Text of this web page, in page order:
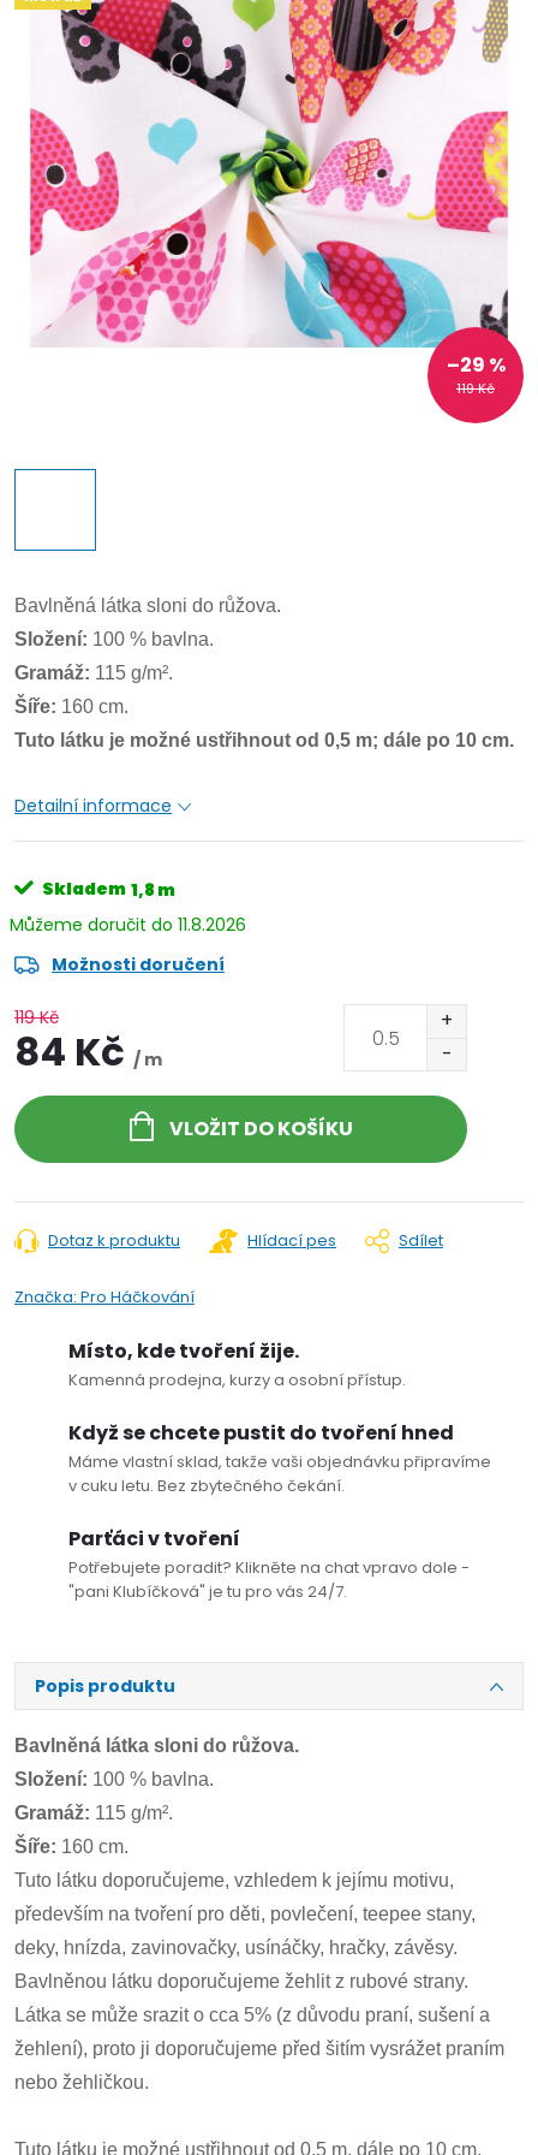
119 Kč
–29 %
Bavlněná látka sloni do růžova.
Složení: 100 % bavlna.
Gramáž: 115 g/m².
Šíře: 160 cm.
Tuto látku je možné ustřihnout od 0,5 m; dále po 10 cm.
Detailní informace
Skladem 1,8 m
11.8.2026
Možnosti doručení
119 Kč
84 Kč / m
VLOŽIT DO KOŠÍKU
Dotaz k produktu Hlídací pes Sdílet
Značka: Pro Háčkování
Místo, kde tvoření žije.
Kamenná prodejna, kurzy a osobní přístup.
Když se chcete pustit do tvoření hned
Máme vlastní sklad, takže vaši objednávku připravíme
v cuku letu. Bez zbytečného čekání.
Parťáci v tvoření
Potřebujete poradit? Klikněte na chat vpravo dole -
"pani Klubíčková" je tu pro vás 24/7.
Popis produktu
Bavlněná látka sloni do růžova.
Složení: 100 % bavlna.
Gramáž: 115 g/m².
Šíře: 160 cm.
Tuto látku doporučujeme, vzhledem k jejímu motivu,
především na tvoření pro děti, povlečení, teepee stany,
deky, hnízda, zavinovačky, usínáčky, hračky, závěsy.
Bavlněnou látku doporučujeme žehlit z rubové strany.
Látka se může srazit o cca 5% (z důvodu praní, sušení a
žehlení), proto ji doporučujeme před šitím vysrážet praním
nebo žehličkou.
Tuto látku je možné ustřihnout od 0,5 m, dále po 10 cm.